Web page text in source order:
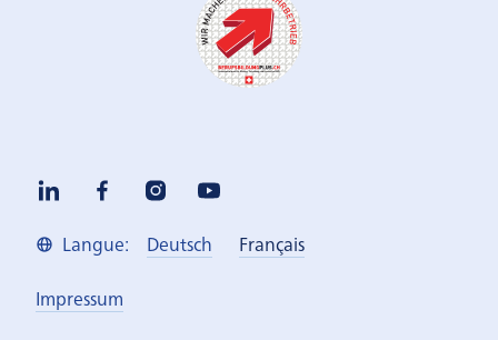
Langue: Deutsch Français
Impressum